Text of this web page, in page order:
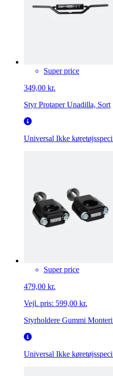
Super price
349,00 kr.
Styr Protaper Unadilla, Sort
Universal Ikke
Super price
479,00 kr.
Vejl. pris: 599,00 kr.
Styrholdere Gummi
Universal Ikke